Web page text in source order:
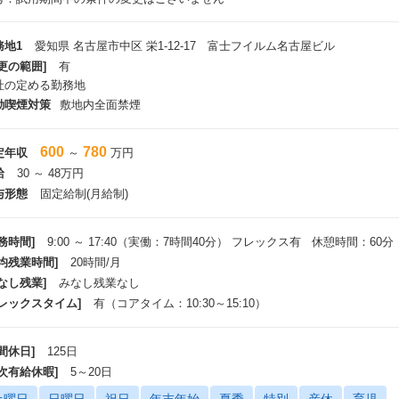
地1
愛知県 名古屋市中区 栄1-12-17 富士フイルム名古屋ビル
の範囲]
有
の定める勤務地
喫煙対策
敷地内全面禁煙
年収 600 ～ 780 万円
30 ～ 48万円
形態
固定給制(月給制)
時間]
9:00 ～ 17:40（実働：7時間40分） フレックス有 休憩時間：60分
残業時間]
20時間/月
し残業]
みなし残業なし
ックスタイム]
有（コアタイム：10:30～15:10）
休日]
125日
有給休暇]
5～20日